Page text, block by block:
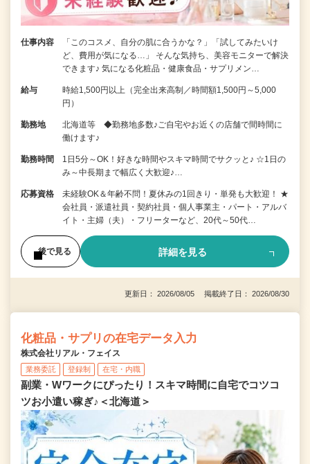
仕事内容
「このコスメ、自分の肌に合うかな？」「試してみたいけ
ど、費用が気になる…」 そんな気持ち、美容モニターで解決
できます♪ 気になる化粧品・健康食品・サプリメン…
給与
時給1,500円以上（完全出来高制／時間額1,500円～5,000
円）
勤務地
北海道等 ◆勤務地多数♪ご自宅やお近くの店舗で間時間に
働けます♪
勤務時間
1日5分～OK！好きな時間やスキマ時間でサクッと♪ ☆1日の
み～中長期まで幅広く大歓迎♪…
応募資格
未経験OK＆年齢不問！夏休みの1回きり・単発も大歓迎！ ★
会社員・派遣社員・契約社員・個人事業主・パート・アルバ
イト・主婦（夫）・フリーターなど、20代～50代…
後で見る 詳細を見る
更新日： 2026/08/05 掲載終了日： 2026/08/30
化粧品・サプリの在宅データ入力
株式会社リアル・フェイス
業務委託 登録制 在宅・内職
副業・Wワークにぴったり！スキマ時間に自宅でコツコ
ツお小遣い稼ぎ♪＜北海道＞